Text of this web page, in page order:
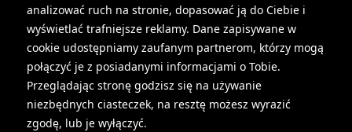
10 gr/min z budki
Strefa klienta
Regulamin usług
analizować ruch na stronie, dopasować ją do Ciebie i
wyświetlać trafniejsze reklamy. Dane zapisywane w
cookie udostępniamy zaufanym partnerom, którzy mogą
połączyć je z posiadanymi informacjami o Tobie.
Przeglądając stronę godzisz się na używanie
niezbędnych ciasteczek, na resztę możesz wyrazić
zgodę, lub je wyłączyć.